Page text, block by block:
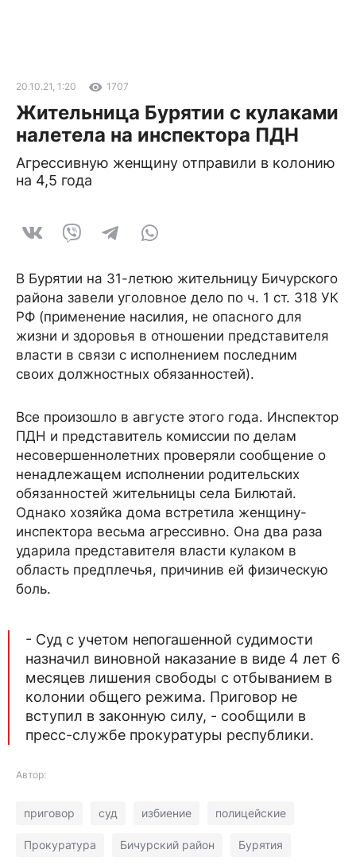
20.10.21, 1:20 1707
Жительница Бурятии с кулаками
налетела на инспектора ПДН
Агрессивную женщину отправили в колонию
на 4,5 года
В Бурятии на 31-летюю жительницу Бичурского
района завели уголовное дело по ч. 1 ст. 318 УК
РФ (применение насилия, не опасного для
жизни и здоровья в отношении представителя
власти в связи с исполнением последним
своих должностных обязанностей).
Все произошло в августе этого года. Инспектор
ПДН и представитель комиссии по делам
несовершеннолетних проверяли сообщение о
ненадлежащем исполнении родительских
обязанностей жительницы села Билютай.
Однако хозяйка дома встретила женщину-
инспектора весьма агрессивно. Она два раза
ударила представителя власти кулаком в
область предплечья, причинив ей физическую
боль.
- Суд с учетом непогашенной судимости
назначил виновной наказание в виде 4 лет 6
месяцев лишения свободы с отбыванием в
колонии общего режима. Приговор не
вступил в законную силу, - сообщили в
пресс-службе прокуратуры республики.
Автор:
приговор суд избиение полицейские
Прокуратура Бичурский район Бурятия